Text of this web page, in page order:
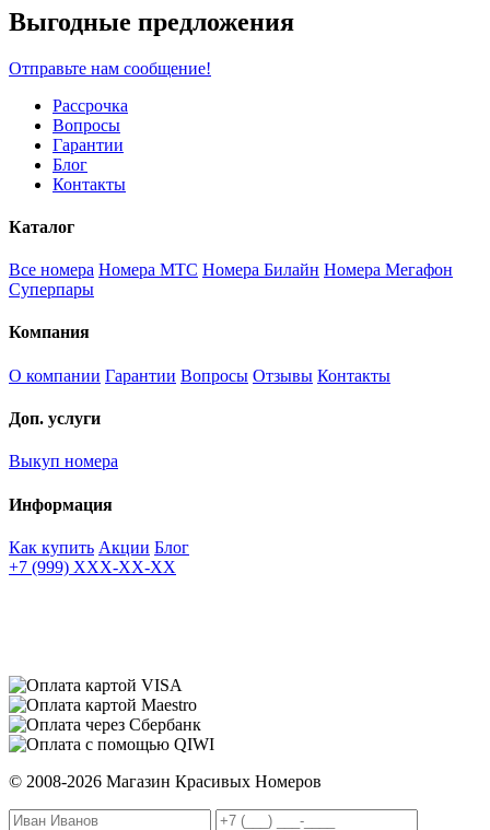
Scroll
Up
Выгодные предложения
Отправьте нам сообщение!
Рассрочка
Вопросы
Гарантии
Блог
Контакты
Каталог
Все номера Номера МТС Номера Билайн Номера Мегафон
Суперпары
Компания
О компании Гарантии Вопросы Отзывы Контакты
Доп. услуги
Выкуп номера
Информация
Как купить Акции Блог
+7 (999) XXX-XX-XX
© 2008-2026 Магазин Красивых Номеров